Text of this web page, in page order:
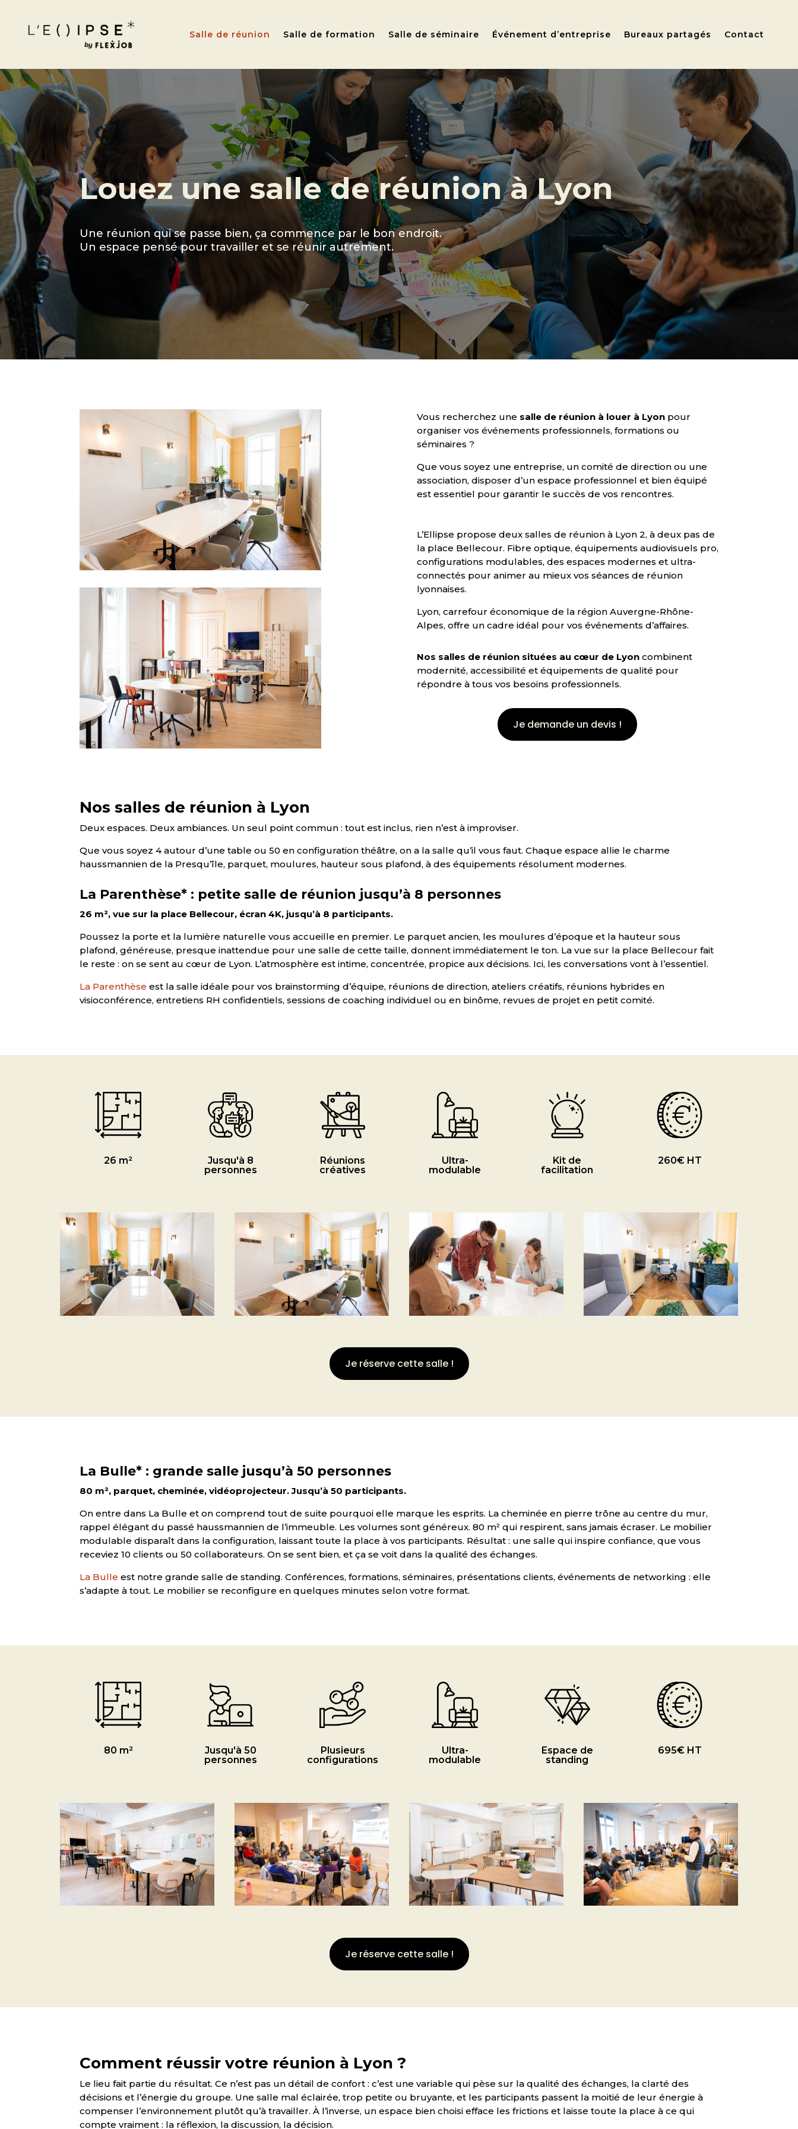
Salle de réunion Salle de formation Salle de séminaire Événement d’entreprise Bureaux partagés Contact
Louez une salle de réunion à Lyon
Une réunion qui se passe bien, ça commence par le bon endroit.
Un espace pensé pour travailler et se réunir autrement.
Vous recherchez une salle de réunion à louer à Lyonpour
organiser vos événements professionnels, formations ou
séminaires ?
Que vous soyez une entreprise, un comité de direction ou une
association, disposer d’un espace professionnel et bien équipé
est essentiel pour garantir le succès de vos rencontres.
L’Ellipse propose deux salles de réunion à Lyon 2, à deux pas de
la place Bellecour. Fibre optique, équipements audiovisuels pro,
configurations modulables, des espaces modernes et ultra-
connectés pour animer au mieux vos séances de réunion
lyonnaises.
Lyon, carrefour économique de la région Auvergne-Rhône-
Alpes, offre un cadre idéal pour vos événements d’affaires.
Nos salles de réunion situées au cœur de Lyoncombinent
modernité, accessibilité et équipements de qualité pour
répondre à tous vos besoins professionnels.
Je demande un devis !
Nos salles de réunion à Lyon
Deux espaces. Deux ambiances. Un seul point commun : tout est inclus, rien n’est à improviser.
Que vous soyez 4 autour d’une table ou 50 en configuration théâtre, on a la salle qu’il vous faut. Chaque espace allie le charme
haussmannien de la Presqu’île, parquet, moulures, hauteur sous plafond, à des équipements résolument modernes.
La Parenthèse* : petite salle de réunion jusqu’à 8 personnes
26 m², vue sur la place Bellecour, écran 4K, jusqu’à 8 participants.
Poussez la porte et la lumière naturelle vous accueille en premier. Le parquet ancien, les moulures d’époque et la hauteur sous
plafond, généreuse, presque inattendue pour une salle de cette taille, donnent immédiatement le ton. La vue sur la place Bellecour fait
le reste : on se sent au cœur de Lyon. L’atmosphère est intime, concentrée, propice aux décisions. Ici, les conversations vont à l’essentiel.
La Parenthèse est la salle idéale pour vos brainstorming d’équipe, réunions de direction, ateliers créatifs, réunions hybrides en
visioconférence, entretiens RH confidentiels, sessions de coaching individuel ou en binôme, revues de projet en petit comité.
26 m²
Jusqu'à 8
personnes
Réunions
créatives
Ultra-
modulable
Kit de
facilitation
260€ HT
Je réserve cette salle !
La Bulle* : grande salle jusqu’à 50 personnes
80 m², parquet, cheminée, vidéoprojecteur. Jusqu’à 50 participants.
On entre dans La Bulle et on comprend tout de suite pourquoi elle marque les esprits. La cheminée en pierre trône au centre du mur,
rappel élégant du passé haussmannien de l’immeuble. Les volumes sont généreux. 80 m² qui respirent, sans jamais écraser. Le mobilier
modulable disparaît dans la configuration, laissant toute la place à vos participants. Résultat : une salle qui inspire confiance, que vous
receviez 10 clients ou 50 collaborateurs. On se sent bien, et ça se voit dans la qualité des échanges.
La Bulle est notre grande salle de standing. Conférences, formations, séminaires, présentations clients, événements de networking : elle
s’adapte à tout. Le mobilier se reconfigure en quelques minutes selon votre format.
80 m²
Jusqu'à 50
personnes
Plusieurs
configurations
Ultra-
modulable
Espace de
standing
695€ HT
Je réserve cette salle !
Comment réussir votre réunion à Lyon ?
Le lieu fait partie du résultat. Ce n’est pas un détail de confort : c’est une variable qui pèse sur la qualité des échanges, la clarté des
décisions et l’énergie du groupe. Une salle mal éclairée, trop petite ou bruyante, et les participants passent la moitié de leur énergie à
compenser l’environnement plutôt qu’à travailler. À l’inverse, un espace bien choisi efface les frictions et laisse toute la place à ce qui
compte vraiment : la réflexion, la discussion, la décision.